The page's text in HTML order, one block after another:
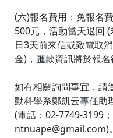
(六)報名費用：免報名
500元，活動當天退回
日3天前來信或致電取
金)，匯款資訊將於報名
如有相關詢問事宜，請
動科學系鄭凱云專任助
(電話：02-7749-3199
ntnuape@gmail.com)。